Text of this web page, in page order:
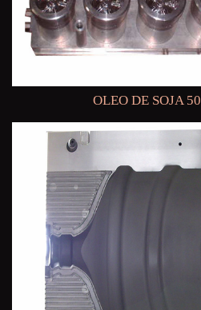
OLEO DE SOJA